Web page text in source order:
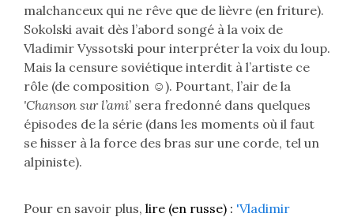
malchanceux qui ne rêve que de lièvre (en friture).
Sokolski avait dès l’abord songé à la voix de
Vladimir Vyssotski pour interpréter la voix du loup.
Mais la censure soviétique interdit à l’artiste ce
rôle (de composition ☺). Pourtant, l’air de la
'Chanson sur l’ami’ sera fredonné dans quelques
épisodes de la série (dans les moments où il faut
se hisser à la force des bras sur une corde, tel un
alpiniste).
Pour en savoir plus, lire (en russe) : 'Vladimir